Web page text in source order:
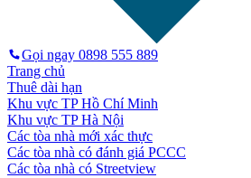
Gọi ngay 0898 555 889
Trang chủ
Thuê dài hạn
Khu vực TP Hồ Chí Minh
Khu vực TP Hà Nội
Các tòa nhà mới xác thực
Các tòa nhà có đánh giá PCCC
Các tòa nhà có Streetview